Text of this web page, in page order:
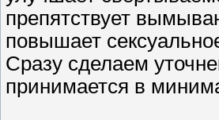
препятствует
повышает
Сразу сделаем
принимается в